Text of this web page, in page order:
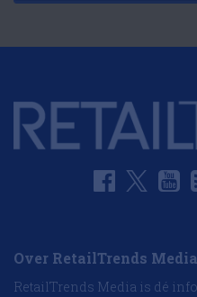
Over RetailTrends Media
RetailTrends Media is dé